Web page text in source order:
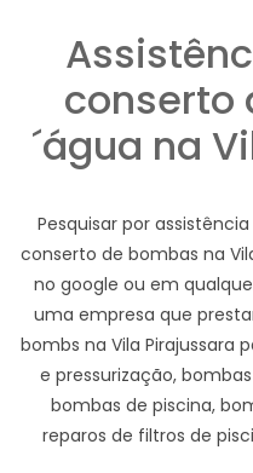
conserto
´água na
Pesquisar por
conserto de bombas na
no google ou em
uma empresa que
bombs na Vila Pirajussara
e pressurização,
bombas de piscina,
reparos de filtros de